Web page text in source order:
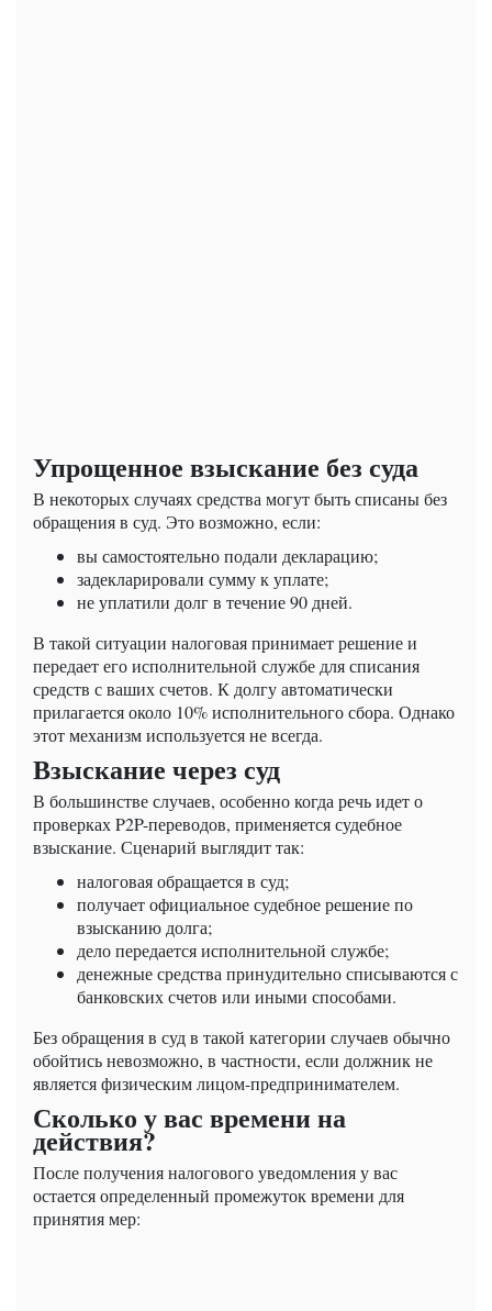
Упрощенное взыскание без суда
В некоторых случаях средства могут быть списаны без
обращения в суд. Это возможно, если:
вы самостоятельно подали декларацию;
задекларировали сумму к уплате;
не уплатили долг в течение 90 дней.
В такой ситуации налоговая принимает решение и
передает его исполнительной службе для списания
средств с ваших счетов. К долгу автоматически
прилагается около 10% исполнительного сбора. Однако
этот механизм используется не всегда.
Взыскание через суд
В большинстве случаев, особенно когда речь идет о
проверках P2P-переводов, применяется судебное
взыскание. Сценарий выглядит так:
налоговая обращается в суд;
получает официальное судебное решение по
взысканию долга;
дело передается исполнительной службе;
денежные средства принудительно списываются с
банковских счетов или иными способами.
Без обращения в суд в такой категории случаев обычно
обойтись невозможно, в частности, если должник не
является физическим лицом-предпринимателем.
Сколько у вас времени на
действия?
После получения налогового уведомления у вас
остается определенный промежуток времени для
принятия мер: